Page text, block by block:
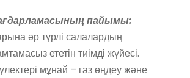
пайымы:
әр түрлі салалардың
ететін тиімді жүйесі.
мұнай – газ өңдеу және